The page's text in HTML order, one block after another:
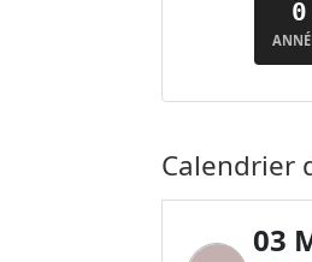
0
Calendrier
03